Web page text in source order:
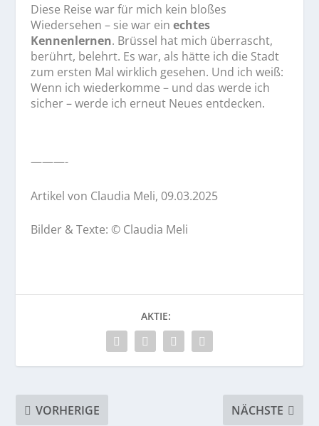
Diese Reise war für mich kein bloßes
Wiedersehen – sie war ein echtes
Kennenlernen. Brüssel hat mich überrascht,
berührt, belehrt. Es war, als hätte ich die Stadt
zum ersten Mal wirklich gesehen. Und ich weiß:
Wenn ich wiederkomme – und das werde ich
sicher – werde ich erneut Neues entdecken.
———-
Artikel von Claudia Meli, 09.03.2025
Bilder & Texte: © Claudia Meli
AKTIE:
VORHERIGE NÄCHSTE